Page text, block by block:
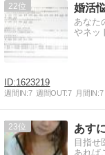
22 婚活
あなた
やネッ
1623219
週間IN:7 週間OUT:7 月間IN:7
23 あす
目指せ
あれば